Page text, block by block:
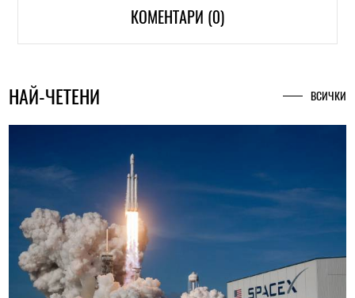
КОМЕНТАРИ (0)
НАЙ-ЧЕТЕНИ ВСИЧКИ